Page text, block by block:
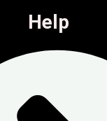
Help